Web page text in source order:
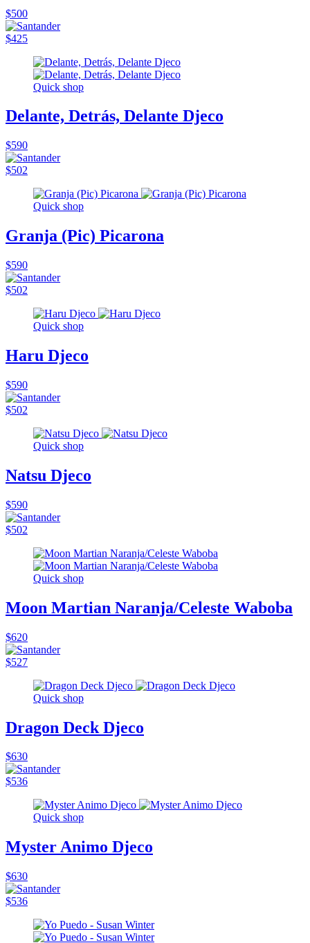
$500
$425
Quick shop
Delante, Detrás, Delante Djeco
$590
$502
Quick shop
Granja (Pic) Picarona
$590
$502
Quick shop
Haru Djeco
$590
$502
Quick shop
Natsu Djeco
$590
$502
Quick shop
Moon Martian Naranja/Celeste Waboba
$620
$527
Quick shop
Dragon Deck Djeco
$630
$536
Quick shop
Myster Animo Djeco
$630
$536